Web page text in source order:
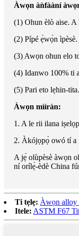
Àwọn àǹfààní
(1) Ohun èlò aise.
(2) Pípé ẹ̀wọ̀n
(3) Awọn ohun elo
(4) Idanwo 100% ti
(5) Pari eto lẹhin-
Àwọn mìíràn:
1. A le rii ilana
2. Àkójọpọ̀ owó tí a
A jẹ́ olùpèsè àwọn
ní orílẹ̀-èdè China
Ti tẹlẹ: Àwọn alloy
Itele: ASTM F67